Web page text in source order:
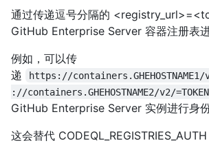
通过传递逗号分隔的
GitHub Enterprise Server 容器注册表进
例如，可以传
递
https://containers.GHEHOSTNAME1/
://containers.GHEHOSTNAME2/v2/
GitHub Enterprise Server 实例进行身份
这会替代